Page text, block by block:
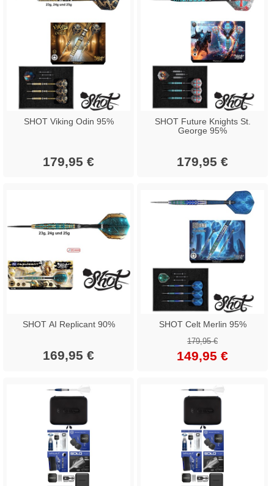
SHOT Viking Odin 95%
179,95 €
SHOT Future Knights St.
George 95%
179,95 €
SHOT AI Replicant 90%
169,95 €
SHOT Celt Merlin 95%
179,95 €
149,95 €